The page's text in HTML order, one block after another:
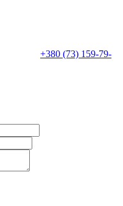
+380 (73) 159-79-